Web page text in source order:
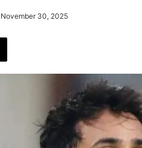
November 30, 2025
X